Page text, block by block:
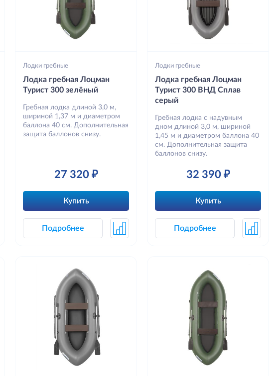
Лодки гребные
Лодка гребная Лоцман
Турист 300 зелёный
Гребная лодка длиной 3,0 м,
шириной 1,37 м и диаметром
баллона 40 см. Дополнительная
защита баллонов снизу.
27 320 ₽
Купить
Подробнее
Лодки гребные
Лодка гребная Лоцман
Турист 300 ВНД Сплав
серый
Гребная лодка с надувным
дном длиной 3,0 м, шириной
1,45 м и диаметром баллона 40
см. Дополнительная защита
баллонов снизу.
32 390 ₽
Купить
Подробнее